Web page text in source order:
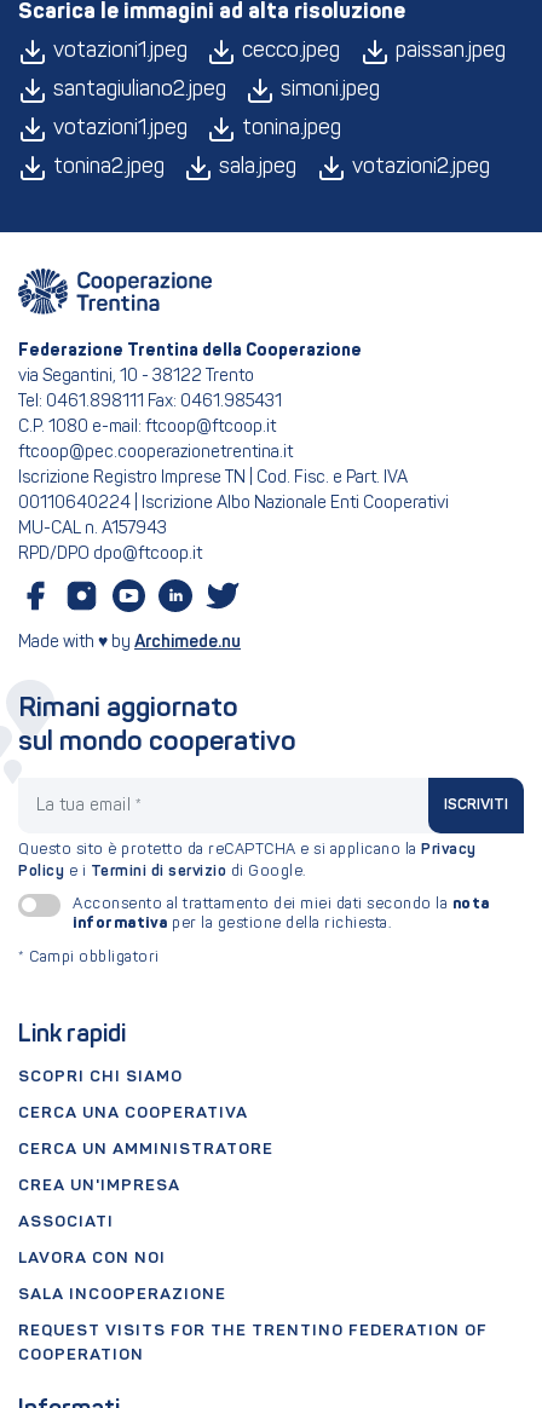
Scarica le immagini ad alta risoluzione
votazioni1.jpeg cecco.jpeg
paissan.jpeg
santagiuliano2.jpeg
simoni.jpeg
votazioni1.jpeg
tonina.jpeg
tonina2.jpeg
sala.jpeg votazioni2.jpeg
Federazione Trentina della Cooperazione
via Segantini, 10 - 38122 Trento
Tel: 0461.898111 Fax: 0461.985431
C.P. 1080 e-mail: ftcoop@ftcoop.it
ftcoop@pec.cooperazionetrentina.it
Iscrizione Registro Imprese TN | Cod. Fisc. e Part. IVA
00110640224 | Iscrizione Albo Nazionale Enti Cooperativi
MU-CAL n. A157943
RPD/DPO dpo@ftcoop.it
Made with ♥ by Archimede.nu
Link rapidi
SCOPRI CHI SIAMO
CERCA UNA COOPERATIVA
CERCA UN AMMINISTRATORE
CREA UN'IMPRESA
ASSOCIATI
LAVORA CON NOI
SALA INCOOPERAZIONE
REQUEST VISITS FOR THE TRENTINO FEDERATION OF
COOPERATION
Rimani aggiornato
sul mondo cooperativo
ISCRIVITI
Questo sito è protetto da reCAPTCHA e si applicano la Privacy
Policy e i Termini di servizio di Google.
Acconsento al trattamento dei miei dati secondo la nota
informativa per la gestione della richiesta.
* Campi obbligatori